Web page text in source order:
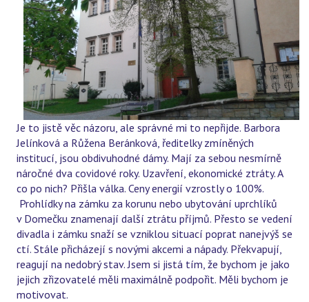
Je to jistě věc názoru, ale správné mi to nepřijde. Barbora
Jelínková a Růžena Beránková, ředitelky zmíněných
institucí, jsou obdivuhodné dámy. Mají za sebou nesmírně
náročné dva covidové roky. Uzavření, ekonomické ztráty. A
co po nich? Přišla válka. Ceny energií vzrostly o 100%.
Prohlídky na zámku za korunu nebo ubytování uprchlíků
v Domečku znamenají další ztrátu příjmů. Přesto se vedení
divadla i zámku snaží se vzniklou situací poprat nanejvýš se
ctí. Stále přicházejí s novými akcemi a nápady. Překvapují,
reagují na nedobrý stav. Jsem si jistá tím, že bychom je jako
jejich zřizovatelé měli maximálně podpořit. Měli bychom je
motivovat.